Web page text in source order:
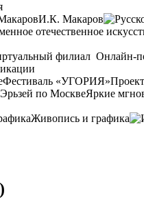
И.К. Макаров
отечественное
филиал Онлайн-
Фестиваль «УГОРИЯ»
по МосквеЯркие
Живопись и графика